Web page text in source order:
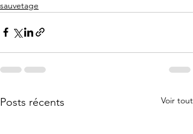
sauvetage
Posts récents Voir tout